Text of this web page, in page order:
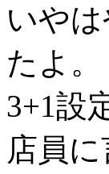
いや
たよ。
3+1設
店員